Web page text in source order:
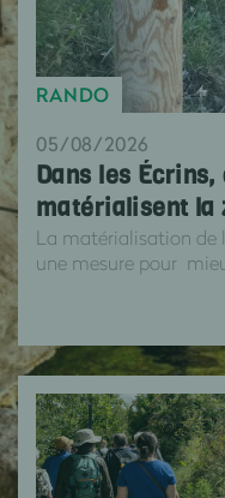
RANDO
05/08/2026
Dans les
matérialisent la
La matérialisation de
une mesure pour